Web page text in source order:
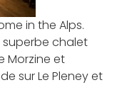
in the Alps.
chalet
Morzine et
sur Le Pleney et